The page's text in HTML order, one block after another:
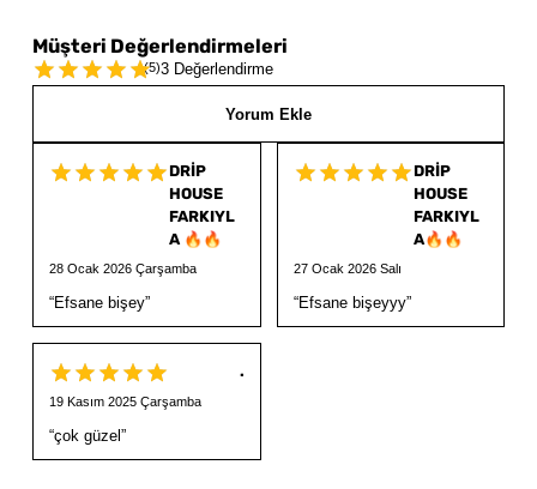
Müşteri Değerlendirmeleri
(5)3 Değerlendirme
Yorum Ekle
DRİP
HOUSE
FARKIYL
A 🔥🔥
28 Ocak 2026 Çarşamba
“Efsane bişey”
DRİP
HOUSE
FARKIYL
A🔥🔥
27 Ocak 2026 Salı
“Efsane bişeyyy”
.
19 Kasım 2025 Çarşamba
“çok güzel ”